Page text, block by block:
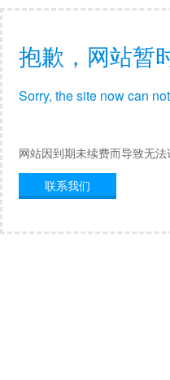
抱歉，网站暂
Sorry, the site now can
网站因到期未续费而导致无法
联系我们